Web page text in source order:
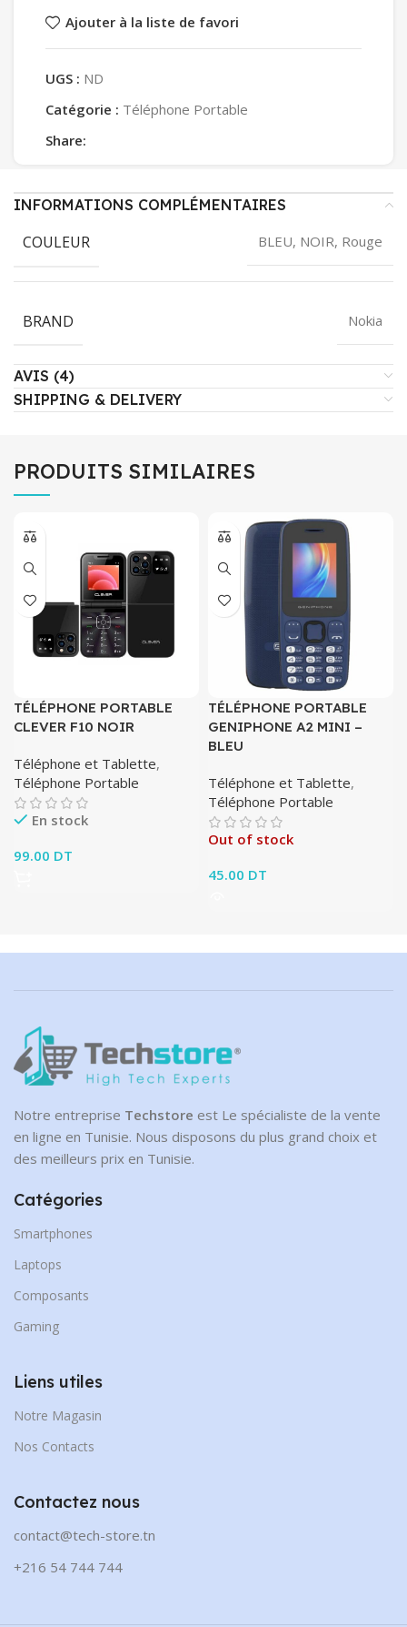
Ajouter à la liste de favori
UGS : ND
Catégorie : Téléphone Portable
Share:
INFORMATIONS COMPLÉMENTAIRES
COULEUR BLEU, NOIR, Rouge
BRAND Nokia
AVIS (4)
SHIPPING & DELIVERY
PRODUITS SIMILAIRES
TÉLÉPHONE PORTABLE
CLEVER F10 NOIR
Téléphone et Tablette,
Téléphone Portable
En stock
99.00 DT
TÉLÉPHONE PORTABLE
GENIPHONE A2 MINI –
BLEU
Téléphone et Tablette,
Téléphone Portable
Out of stock
45.00 DT
Notre entreprise Techstore est Le spécialiste de la vente
en ligne en Tunisie. Nous disposons du plus grand choix et
des meilleurs prix en Tunisie.
Catégories
Smartphones
Laptops
Composants
Gaming
Liens utiles
Notre Magasin
Nos Contacts
Contactez nous
contact@tech-store.tn
+216 54 744 744